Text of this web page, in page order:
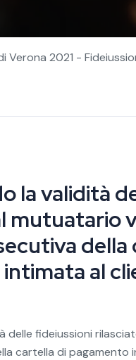
pane
Verona 2021 -
la validità
mutuatario
al
delle fideiussioni
cartella di